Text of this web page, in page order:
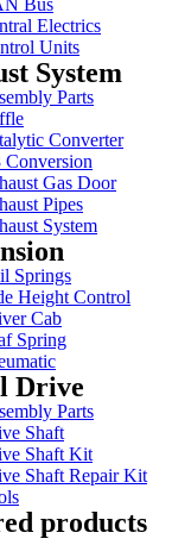
Bus
Electrics
Units
System
Parts
Converter
Conversion
Gas Door
Pipes
System
Springs
Height Control
Cab
Spring
Drive
Parts
Shaft
Shaft Kit
Shaft Repair Kit
products